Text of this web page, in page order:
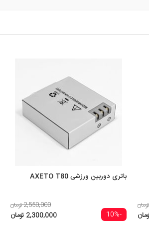
باتری دوربین ورزشی AXETO T80
-10%
2,550,000 تومان
2,300,000 تومان